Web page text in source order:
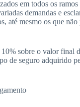
em todos os ramos
demandas e
até mesmo os que
sobre o valor final
de seguro adquirido